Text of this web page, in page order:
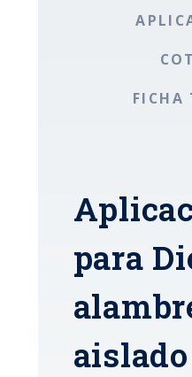
FICHA
para
aislado